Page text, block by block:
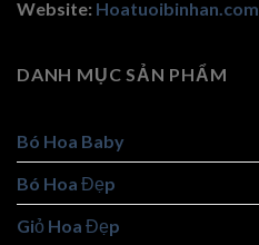
Website: Hoatuoibinhan.com
DANH MỤC SẢN PHẨM
Bó Hoa Baby
Bó Hoa Đẹp
Giỏ Hoa Đẹp